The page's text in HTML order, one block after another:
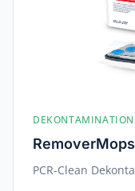
DEKONTAMINATION
RemoverMops
PCR-Clean